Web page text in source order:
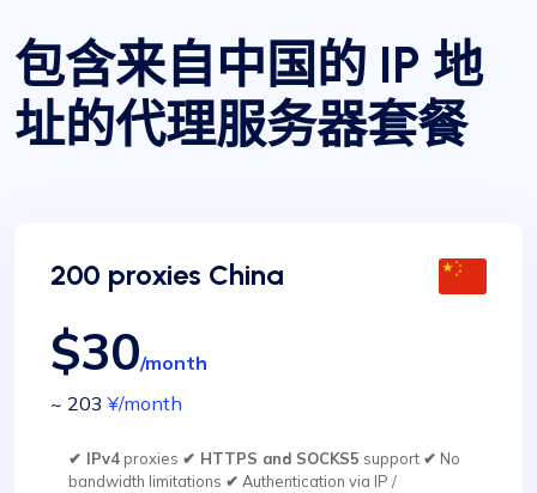
包含来自中国的 IP 地
址的代理服务器套餐
200 proxies China
$30/month
~ 203¥/month
✔ IPv4proxies ✔ HTTPS and SOCKS5 support ✔ No
bandwidth limitations ✔ Authentication via IP /